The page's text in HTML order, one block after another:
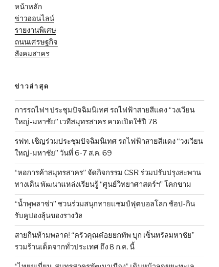
หน้าหลัก
ข่าวออนไลน์
รายงานพิเศษ
ถนนเศรษฐกิจ
สังคมสาคร
ข่าวล่าสุด
การรถไฟฯ ประชุมปัจฉิมนิเทศ รถไฟฟ้าสายสีแดง “วงเวียน
ใหญ่-มหาชัย” เวทีสมุทรสาคร คาดเปิดใช้ปี 78
รฟท. เชิญร่วมประชุมปัจฉิมนิเทศ รถไฟฟ้าสายสีแดง “วงเวียน
ใหญ่-มหาชัย” วันที่ 6-7 ส.ค. 69
“หอการค้าสมุทรสาคร” จัดกิจกรรม CSR ร่วมปรับปรุงสะพาน
ทางเดิน พัฒนาแหล่งเรียนรู้ “ศูนย์วิทยาศาสตร์ฯ” โคกขาม
“น้ำพุพลาซ่า” ชวนร่วมสนุกทายแชมป์ฟุตบอลโลก ช้อป-กิน
รับคูปองลุ้นของรางวัล
สายกินห้ามพลาด! “ครัวคุณต๋อยยกทัพ บุก เซ็นทรัลมหาชัย”
รวมร้านเด็ดจากทั่วประเทศ ถึง 8 ก.ค. นี้